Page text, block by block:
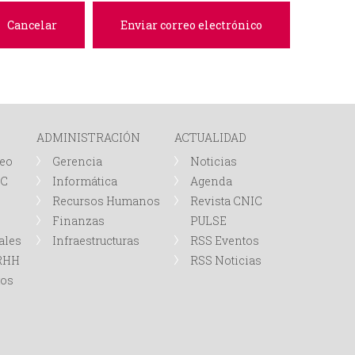
e
d
ADMINISTRACIÓN
Gerencia
Informática
Recursos Humanos
Finanzas
Infraestructuras
ACTUALIDAD
Noticias
Agenda
Revista CNIC
PULSE
RSS Eventos
RSS Noticias